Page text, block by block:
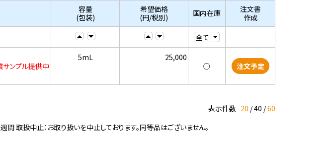
容量
(包装)
希望価格
(円/税別)
国内在庫
注文書
作成
ンプル提供中
5mL
25,000
○
注文予定
表示件数 20 40 60
扱中止：お取り扱いを中止しております。同等品はございません。